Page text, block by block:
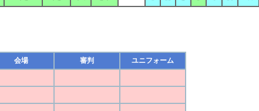
会場 審判 ユニフォーム